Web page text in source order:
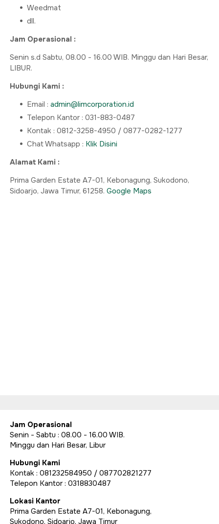
Weedmat
dll.
Jam Operasional :
Senin s.d Sabtu, 08.00 - 16.00 WIB. Minggu dan Hari Besar,
LIBUR.
Hubungi Kami :
Email : admin@limcorporation.id
Telepon Kantor : 031-883-0487
Kontak : 0812-3258-4950 / 0877-0282-1277
Chat Whatsapp : Klik Disini
Alamat Kami :
Prima Garden Estate A7-01, Kebonagung, Sukodono,
Sidoarjo, Jawa Timur, 61258. Google Maps
Jam Operasional
Senin - Sabtu : 08.00 - 16.00 WIB.
Minggu dan Hari Besar, Libur
Hubungi Kami
Kontak : 081232584950 / 087702821277
Telepon Kantor : 0318830487
Lokasi Kantor
Prima Garden Estate A7-01, Kebonagung,
Sukodono, Sidoarjo, Jawa Timur